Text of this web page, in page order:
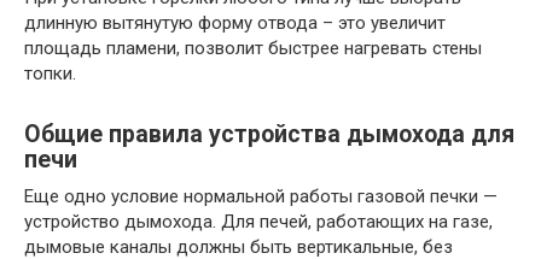
длинную вытянутую форму отвода – это увеличит
площадь пламени, позволит быстрее нагревать стены
топки.
Общие правила устройства дымохода для
печи
Еще одно условие нормальной работы газовой печки —
устройство дымохода. Для печей, работающих на газе,
дымовые каналы должны быть вертикальные, без